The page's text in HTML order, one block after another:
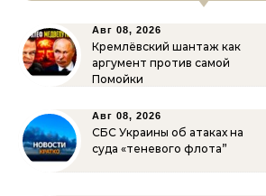
Авг 08, 2026
Кремлёвский шантаж как
аргумент против самой
Помойки
Авг 08, 2026
СБС Украины об атаках на
суда «теневого флота”